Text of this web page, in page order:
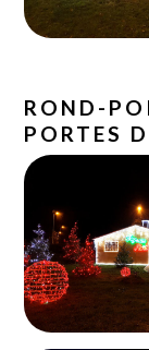
ROND-
PORTES